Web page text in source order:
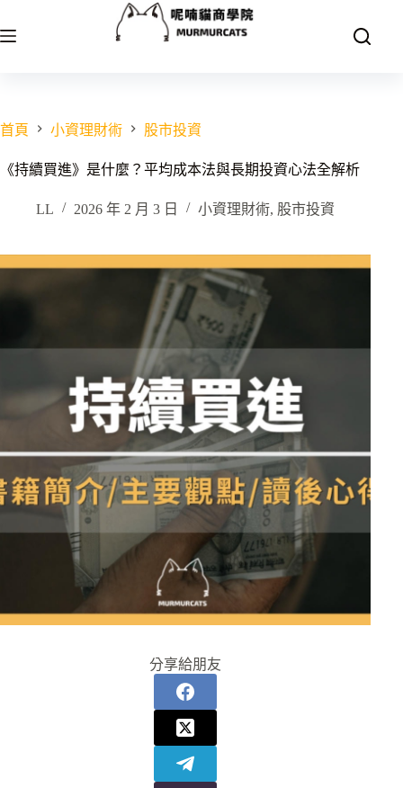
至
容
首頁 小資理財術 股市投資
《持續買進》是什麼？平均成本法與長期投資心法全解析
LL 2026 年 2 月 3 日 小資理財術, 股市投資
分享給朋友